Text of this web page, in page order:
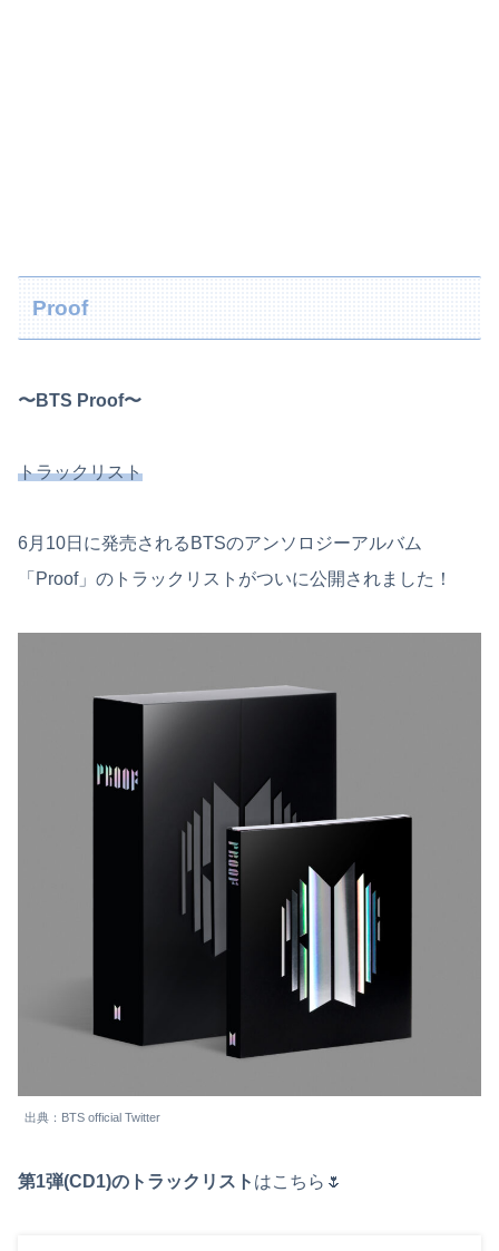
Proof
〜BTS Proof〜
トラックリスト
6月10日に発売されるBTSのアンソロジーアルバム
「Proof」のトラックリストがついに公開されました！
出典：BTS official Twitter
第1弾(CD1)のトラックリスト はこちら🌷